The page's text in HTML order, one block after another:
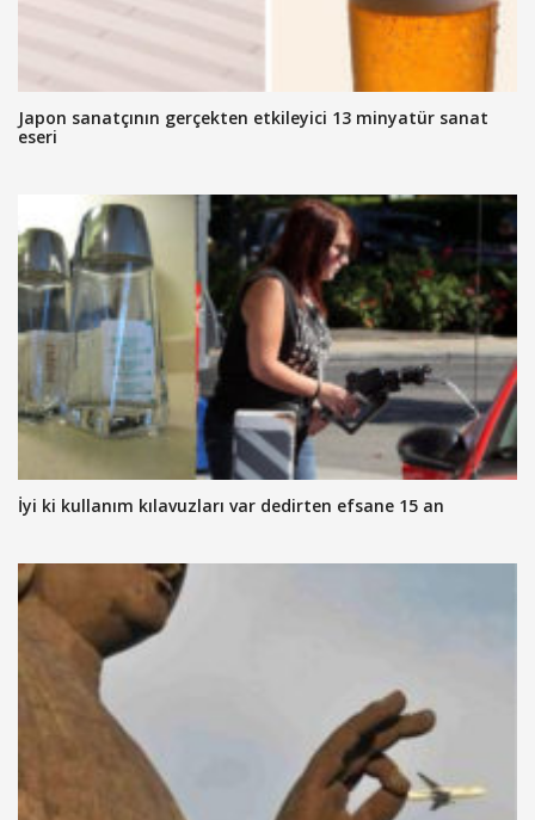
Japon sanatçının gerçekten etkileyici 13 minyatür sanat
eseri
İyi ki kullanım kılavuzları var dedirten efsane 15 an